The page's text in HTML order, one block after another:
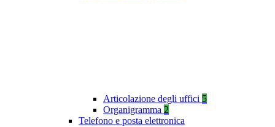
Articolazione degli uffici 5
Organigramma 2
Telefono e posta elettronica